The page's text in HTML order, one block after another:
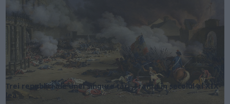
Trei republici ale unei singure țări: Franța în secolul al XIX-
lea